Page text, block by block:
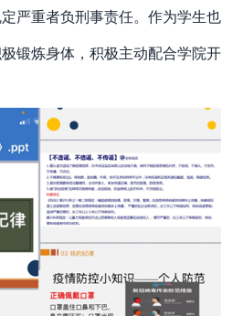
严重者负刑事责任。作为学生也
锻炼身体，积极主动配合学院开